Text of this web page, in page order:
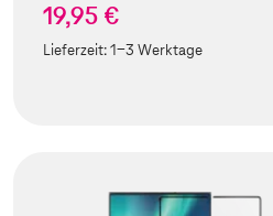
19,95 €
Lieferzeit:1-3 Werktage